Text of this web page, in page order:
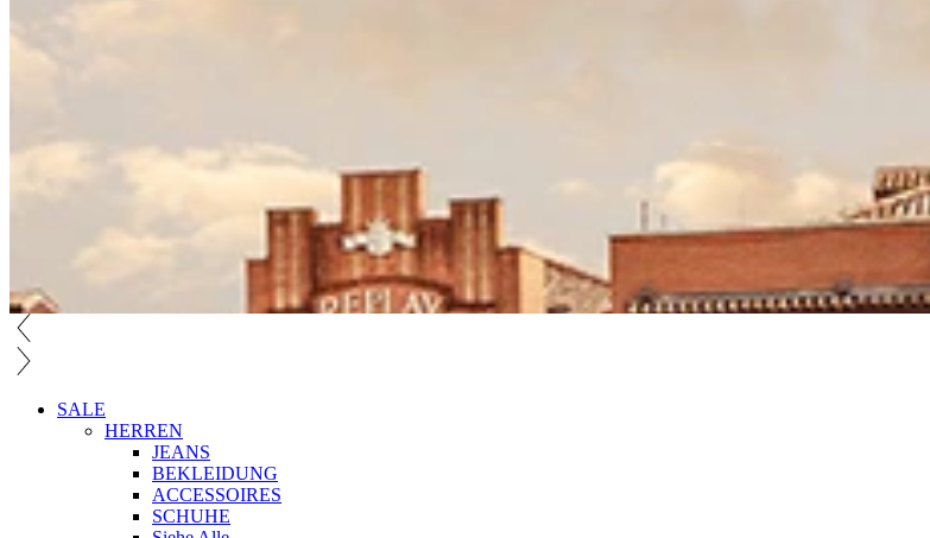
SALE
HERREN
JEANS
BEKLEIDUNG
ACCESSOIRES
SCHUHE